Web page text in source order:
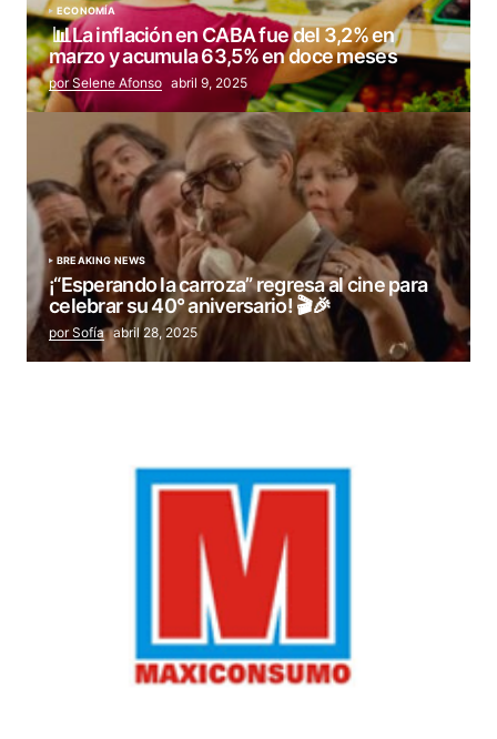
ECONOMÍA
📊La inflación en CABA fue del 3,2% en
marzo y acumula 63,5% en doce meses
por Selene Afonso abril 9, 2025
BREAKING NEWS
¡“Esperando la carroza” regresa al cine para
celebrar su 40° aniversario! 🎬🎉
por Sofía abril 28, 2025